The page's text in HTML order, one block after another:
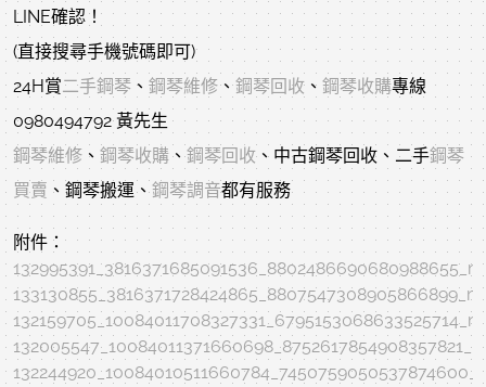
LINE確認！
(直接搜尋手機號碼即可)
24H賞二手鋼琴 、 鋼琴維修、鋼琴回收 、 鋼琴收購專線
0980494792 黃先生
鋼琴維修 、 鋼琴收購、鋼琴回收、中古鋼琴回收、二手鋼琴
買賣 、鋼琴搬運、鋼琴調音都有服務
附件：